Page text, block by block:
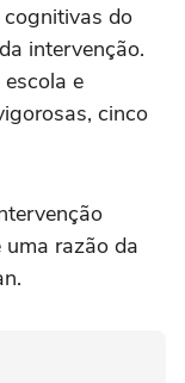
cognitivas do
intervenção.
e
cinco
razão da